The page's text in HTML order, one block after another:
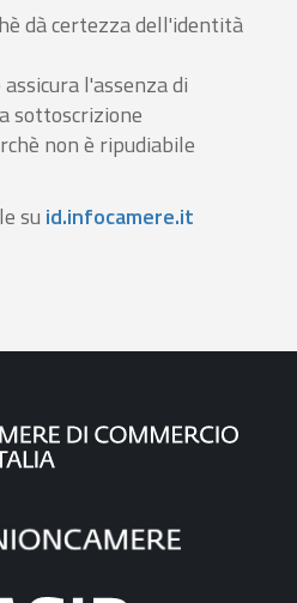
dà certezza dell'identità
l'assenza di
sottoscrizione
non è ripudiabile
su id.infocamere.it